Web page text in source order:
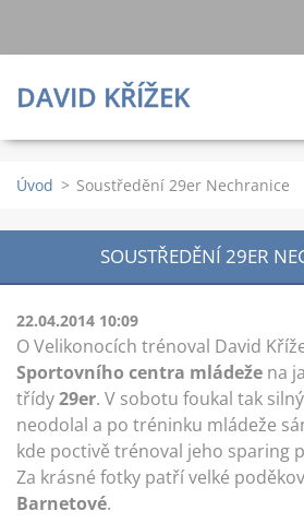
DAVID KŘÍŽEK
Úvod > Soustředění 29er Nechranice
SOUSTŘEDĚNÍ 29ER
22.04.2014 10:09
O Velikonocích trénoval David
Sportovního centra mládeže na
třídy29er. V sobotu foukal tak
neodolal a po tréninku mládeže
kde poctivě trénoval jeho sparing
Za krásné fotky patří velké
Barnetové.